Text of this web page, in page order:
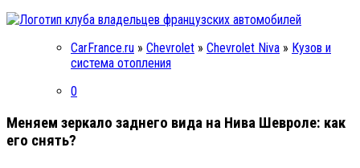
CarFrance.ru » Chevrolet » Chevrolet Niva » Кузов и
система отопления
0
Меняем зеркало заднего вида на Нива Шевроле: как
его снять?